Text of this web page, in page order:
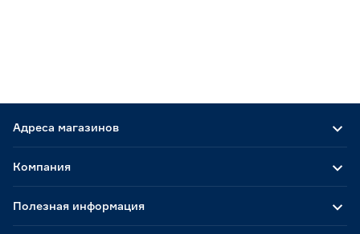
Адреса магазинов
Компания
Полезная информация